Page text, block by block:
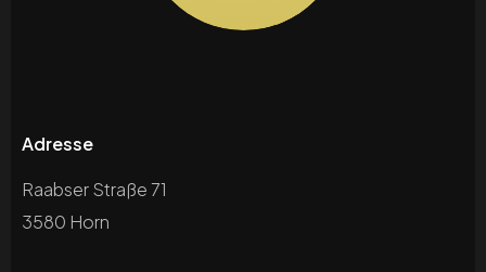
Adresse
Raabser Straße 71
3580 Horn